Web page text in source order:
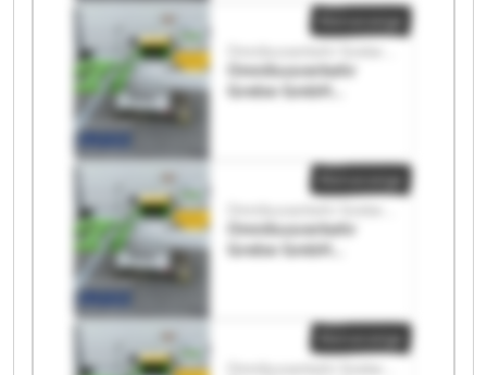
Omnibusverkehr
Grebe GmbH
Omnibusverkehr
Grebe GmbH